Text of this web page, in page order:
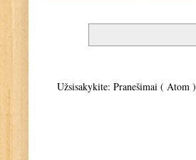
Užsisakykite: Pranešimai ( Atom )